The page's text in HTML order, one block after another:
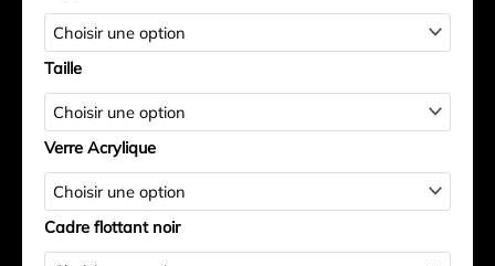
Taille
Verre Acrylique
Cadre flottant noir
Blausee
(Suisse)